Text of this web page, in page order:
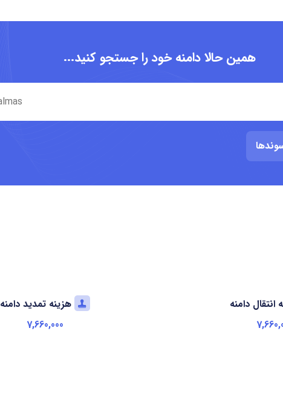
همین حالا دامنه خود را جستجو کنید...
انتقال دامنه
هزینه تمدید دامنه
7,660,000